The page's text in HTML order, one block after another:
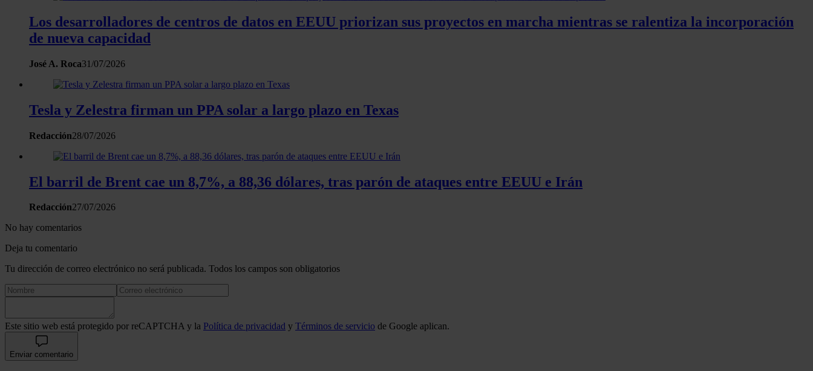
Los desarrolladores de centros de datos en EEUU priorizan sus proyectos en marcha mientras se ralentiza la incorporación
de nueva capacidad
José A. Roca31/07/2026
Tesla y Zelestra firman un PPA solar a largo plazo en Texas
Redacción28/07/2026
El barril de Brent cae un 8,7%, a 88,36 dólares, tras parón de ataques entre EEUU e Irán
Redacción27/07/2026
No hay comentarios
Deja tu comentario
Tu dirección de correo electrónico no será publicada. Todos los campos son obligatorios
Este sitio web está protegido por reCAPTCHA y la Política de privacidad y Términos de servicio de Google aplican.
Enviar comentario